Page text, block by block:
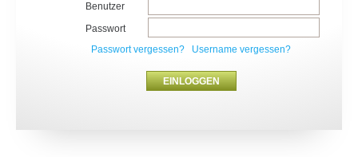
Benutzer
Passwort
Passwort vergessen?
Username vergessen?